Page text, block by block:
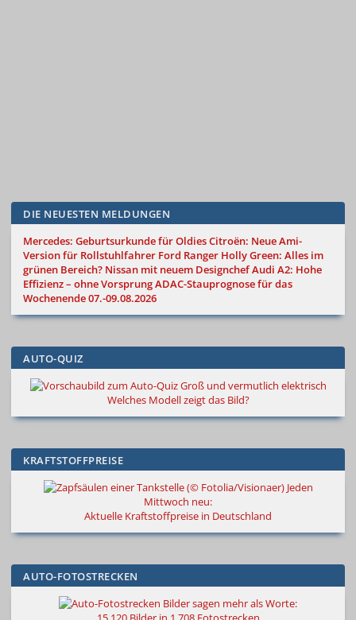
DIE NEUESTEN MELDUNGEN
Mercedes: Geburtsurkunde für OldiesCitroën: Neue Ami-
Version für Rollstuhlfahrer Ford Ranger Holly Green: Alles im
grünen Bereich? Nissan mit neuem DesignchefAudi A2: Hohe
Effizienz – ohne VorsprungADAC-Stauprognose für das
Wochenende 07.-09.08.2026
AUTO-QUIZ
Groß und vermutlich elektrisch
Welches Modell zeigt das Bild?
KRAFTSTOFFPREISE
Jeden
Mittwoch neu:
Aktuelle Kraftstoffpreise in Deutschland
AUTO-FOTOSTRECKEN
Bilder sagen mehr als Worte: